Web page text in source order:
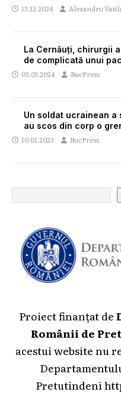
13.12.2024 Alexandru
La Cernăuți, chirurgii
de complicată unui
03.05.2024 BucPress
Un soldat ucrainean
au scos din corp o
10.01.2023 BucPress
Proiect finanțat de
Românii de
acestui website nu
Pretutindeni